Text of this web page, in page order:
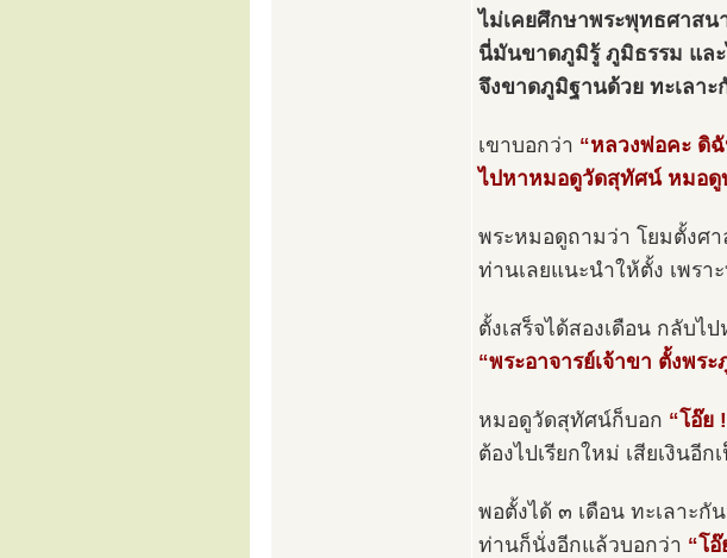
ไม่เคยศึกษาพระพุทธศาส
นี่มันขาดภูมิรู้ ภูมิธรรม แล
จึงขาดภูมิฐานด้วย ทะเลา
เขาบอกว่า “หลวงพ่อคะ ดิ
ไปหาหมอดูวัดสุทัศน์ หมอดู
พระหมอดูถามว่า โยมตั้งศ
ท่านเลยแนะนำให้ตั้ง เพรา
ตั้งเสร็จได้สองเดือน กลับไ
“พระอาจารย์เจ้าขา ตั้งพร
หมอดูวัดสุทัศน์ก็บอก “โอ๊ย
ต้องไปเรียกใหม่ เสียเงินอี
พอตั้งได้ ๓ เดือน ทะเลาะ
ท่านก็นั่งอีกแล้วบอกว่า “โ